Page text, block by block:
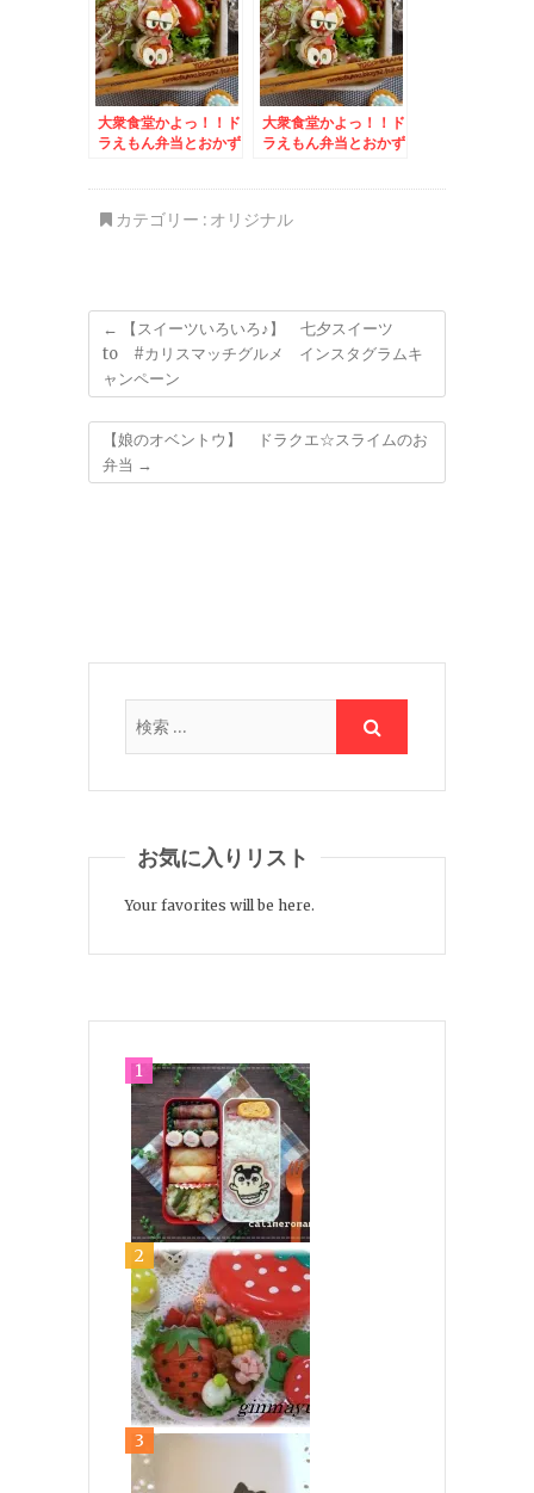
大衆食堂かよっ！！ド
ラえもん弁当とおかず
大衆食堂かよっ！！ド
ラえもん弁当とおかず
カテゴリー : オリジナル
←
【スイーツいろいろ♪】 七夕スイーツ
to #カリスマッチグルメ インスタグラムキ
ャンペーン
【娘のオベントウ】 ドラクエ☆スライムのお
弁当 →
お気に入りリスト
Your favorites will be here.